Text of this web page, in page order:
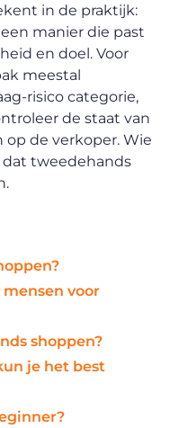
in de praktijk:
manier die past
en doel. Voor
meestal
risico categorie,
de staat van
de verkoper. Wie
tweedehands
voor
shoppen?
je het best